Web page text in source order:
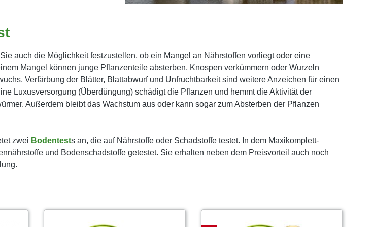
auch die Möglichkeit festzustellen, ob ein Mangel an Nährstoffen vorliegt oder eine
Mangel können junge Pflanzenteile absterben, Knospen verkümmern oder Wurzeln
Verfärbung der Blätter, Blattabwurf und Unfruchtbarkeit sind weitere Anzeichen für einen
Luxusversorgung (Überdüngung) schädigt die Pflanzen und hemmt die Aktivität der
Außerdem bleibt das Wachstum aus oder kann sogar zum Absterben der Pflanzen
zwei Bodentests an, die auf Nährstoffe oder Schadstoffe testet. In dem Maxikomplett-
und Bodenschadstoffe getestet. Sie erhalten neben dem Preisvorteil auch noch